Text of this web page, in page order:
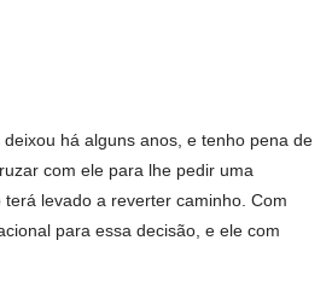
há alguns anos, e tenho pena de
com ele para lhe pedir uma
levado a reverter caminho. Com
para essa decisão, e ele com